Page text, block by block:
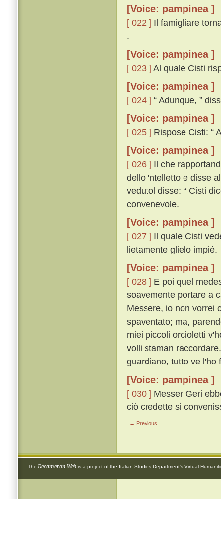
[Voice: pampinea ]
[ 022 ] Il famigliare
.
[Voice: pampinea ]
[ 023 ] Al quale Cisti
[Voice: pampinea ]
[ 024 ] “ Adunque, ”
[Voice: pampinea ]
[ 025 ] Rispose Cisti: “
[Voice: pampinea ]
[ 026 ] Il che
dello 'ntelletto e disse
vedutol disse: “ Cisti
convenevole.
[Voice: pampinea ]
[ 027 ] Il quale Cisti
lietamente glielo impié.
[Voice: pampinea ]
[ 028 ] E poi quel
soavemente portare a
Messere, io non vorrei
spaventato; ma,
miei piccoli orcioletti
volli staman
guardiano, tutto ve l'ho
[Voice: pampinea ]
[ 030 ] Messer Geri
ciò credette si
← Previous
The Decameron Web is a project of the Italian Studies Department's Virtual